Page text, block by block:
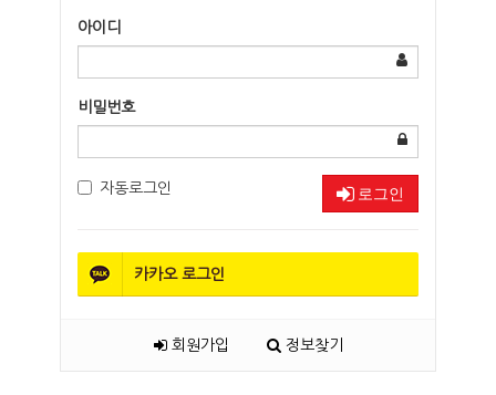
아이디
비밀번호
자동로그인 로그인
카카오로그인
회원가입 정보찾기